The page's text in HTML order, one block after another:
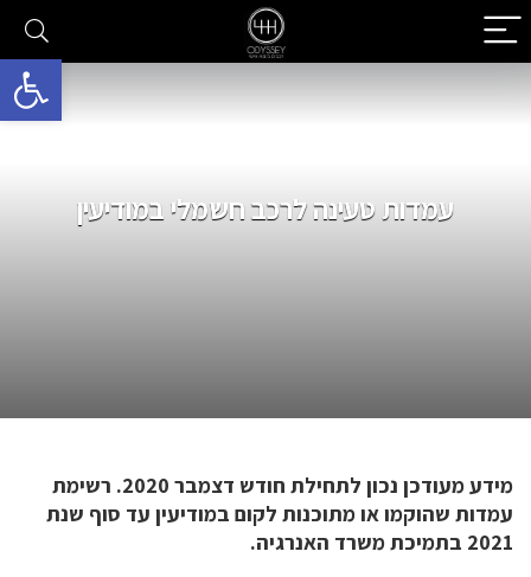
פתח
עמדות טעינה לרכב חשמלי במודיעין
מידע מעודכן נכון לתחילת חודש דצמבר 2020. רשימת
עמדות שהוקמו או מתוכנות לקום במודיעין עד סוף שנת
2021 בתמיכת משרד האנרגיה.